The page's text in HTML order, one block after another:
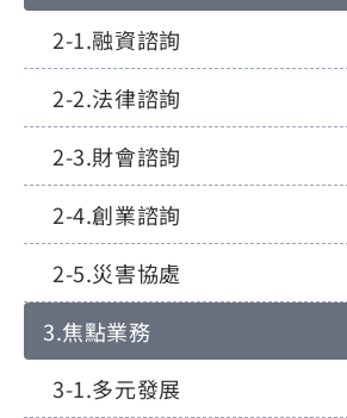
融資諮詢
法律諮詢
財會諮詢
創業諮詢
災害協處
焦點業務
多元發展